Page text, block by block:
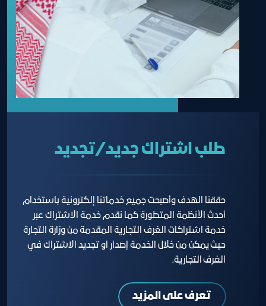
طلب اشتراك جديد/تجديد
حققنا الهدف وأصبحت جميع خدماتنا إلكترونية باستخدام
أحدث الأنظمة المتطورة كما نقدم خدمة الاشتراك عبر
خدمة اشتراكات الغرف التجارية المقدمة من وزارة التجارة
حيث يمكن من خلال الخدمة إصدار او تجديد الاشتراك في
الغرف التجارية.
تعرف على المزيد